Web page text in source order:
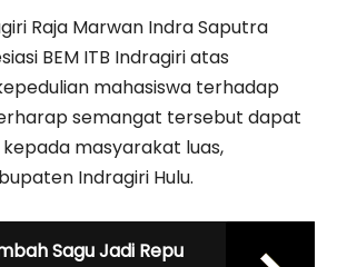
Raja Marwan Indra Saputra
BEM ITB Indragiri atas
mahasiswa terhadap
semangat tersebut dapat
masyarakat luas,
Indragiri Hulu.
Sagu Jadi Repu